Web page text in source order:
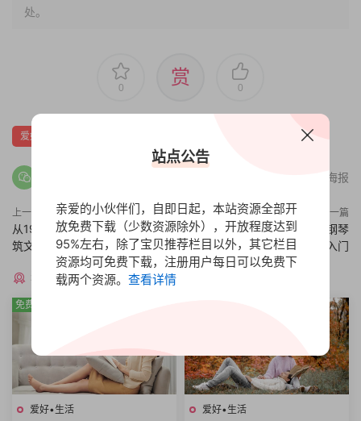
处。
0 赏 0
爱好生活
分享海报
上一篇
从19世纪到当代建筑史，世界建
筑文明史现代篇
下一篇
从零开始学钢琴，轻松让你钢琴
入门
猜你喜欢
爱好•生活
免费
爱好•生活
站点公告
亲爱的小伙伴们，自即日起，本站资源全部开
放免费下载（少数资源除外），开放程度达到
95%左右，除了宝贝推荐栏目以外，其它栏目
资源均可免费下载，注册用户每日可以免费下
载两个资源。 查看详情